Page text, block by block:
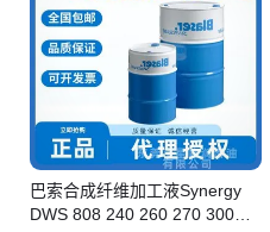
巴索合成纤维加工液Synergy
DWS 808 240 260 270 300